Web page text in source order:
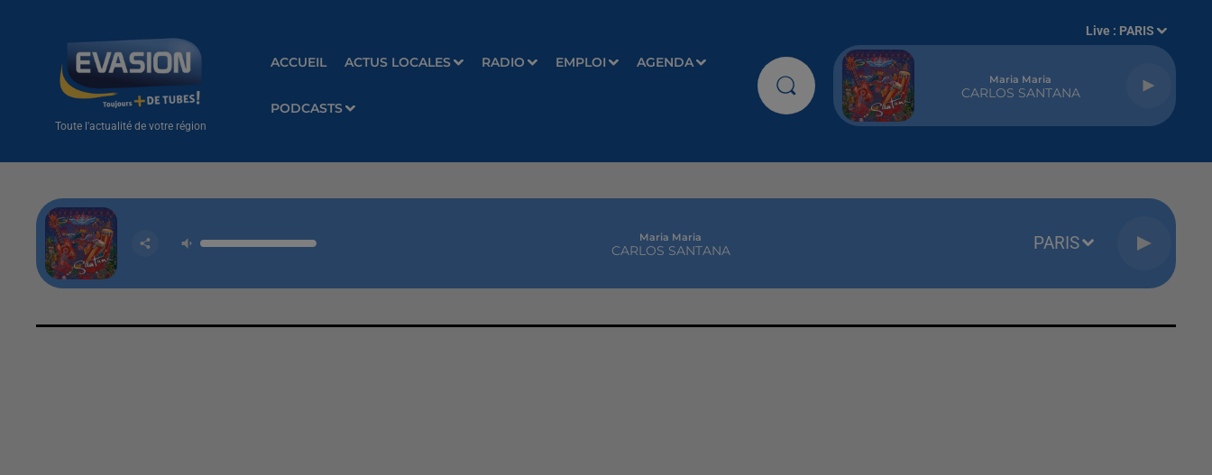
Toute l'actualité de votre région
ACCUEIL ACTUS LOCALES RADIO EMPLOI AGENDA
PODCASTS
Live : PARIS
Maria Maria
CARLOS SANTANA
Maria Maria
CARLOS SANTANA PARIS